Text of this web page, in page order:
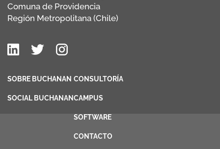
Comuna de Providencia
Región Metropolitana (Chile)
SOBRE BUCHANAN
SOCIAL BUCHANAN
CONSULTORÍA
CAMPUS
SOFTWARE
CONTACTO